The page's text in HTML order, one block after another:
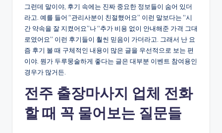
그런데 말이야, 후기 속에는 진짜 중요한 정보들이 숨어 있더
라고. 예를 들어 “관리사분이 친절했어요” 이런 말보다는 “시
간 약속을 잘 지켰어요”나 “추가 비용 없이 안내해준 가격 그대
로였어요” 이런 후기들이 훨씬 믿음이 가더라고. 그래서 난 요
즘 후기 볼 때 구체적인 내용이 많은 글을 우선적으로 보는 편
이야. 뭔가 두루뭉술하게 좋다는 글은 대부분 이벤트 참여용인
경우가 많거든.
전주 출장마사지 업체 전화
할 때 꼭 물어보는 질문들